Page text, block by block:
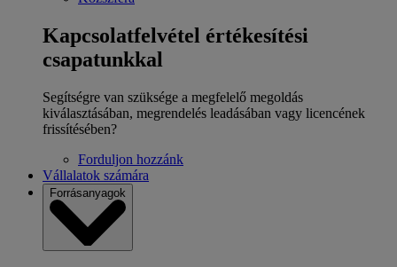
Kapcsolatfelvétel értékesítési
csapatunkkal
Segítségre van szüksége a megfelelő megoldás
kiválasztásában, megrendelés leadásában vagy licencének
frissítésében?
Forduljon hozzánk
Vállalatok számára
Forrásanyagok